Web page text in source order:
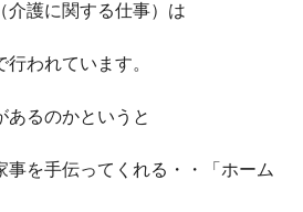
介護に関する仕事）は
われています。
あるのかというと
を手伝ってくれる・・「ホーム